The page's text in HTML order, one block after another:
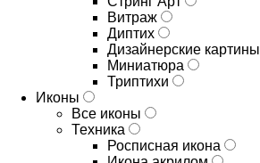
Витраж
Диптих
Дизайнерские картины
Миниатюра
Триптихи
Иконы
Все иконы
Техника
Росписная икона